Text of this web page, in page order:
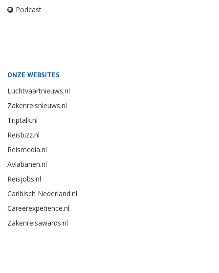
Podcast
ONZE WEBSITES
Luchtvaartnieuws.nl
Zakenreisnieuws.nl
Triptalk.nl
Reisbizz.nl
Reismedia.nl
Aviabanen.nl
Reisjobs.nl
Caribisch Nederland.nl
Careerexperience.nl
Zakenreisawards.nl